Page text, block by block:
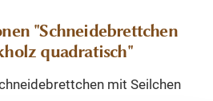
"Schneidebrettchen
quadratisch"
mit Seilchen